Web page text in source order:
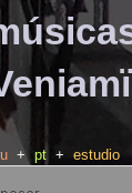
+ pt + estudio